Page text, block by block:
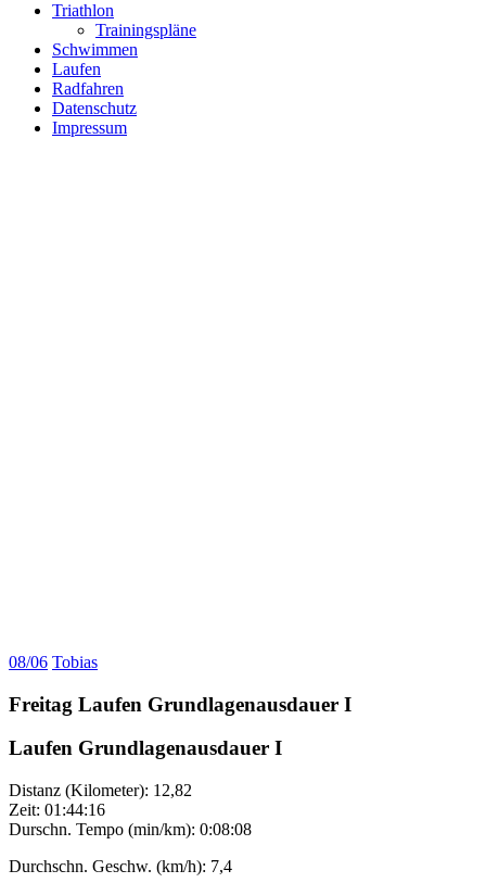
Triathlon
Trainingspläne
Schwimmen
Laufen
Radfahren
Datenschutz
Impressum
08/06 Tobias
Freitag Laufen Grundlagenausdauer I
Laufen Grundlagenausdauer I
Distanz (Kilometer): 12,82
Zeit: 01:44:16
Durschn. Tempo (min/km): 0:08:08
Durchschn. Geschw. (km/h): 7,4